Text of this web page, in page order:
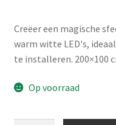
Creëer een magische
warm witte LED's,
te installeren. 200×100
Op voorraad